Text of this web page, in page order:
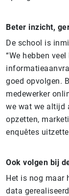
Beter inzicht,
De school is
“We hebben
goed opvolgen.
medewerker
we wat we altijd
opzetten,
enquêtes
Ook volgen bij
Het is nog maar
data